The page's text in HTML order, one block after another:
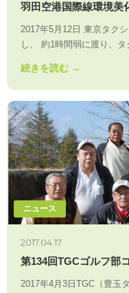
羽田空港国際線環境美
2017年5月12日 東京タク
し、 約1時間弱に渡り、
続きを読む →
ニュース
2017.04.17
第134回TGCゴルフ部
2017年4月3日TGC（豊玉